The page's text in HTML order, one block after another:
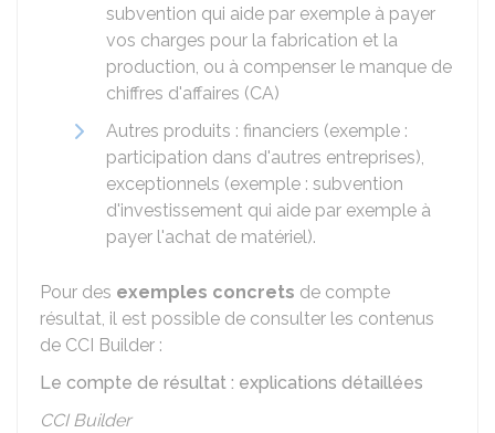
subvention qui aide par exemple à payer
vos charges pour la fabrication et la
production, ou à compenser le manque de
chiffres d'affaires (CA)
Autres produits : financiers (exemple :
participation dans d'autres entreprises),
exceptionnels (exemple : subvention
d'investissement qui aide par exemple à
payer l'achat de matériel).
Pour des exemples concrets de compte
résultat, il est possible de consulter les contenus
de CCI Builder :
Le compte de résultat : explications détaillées
CCI Builder